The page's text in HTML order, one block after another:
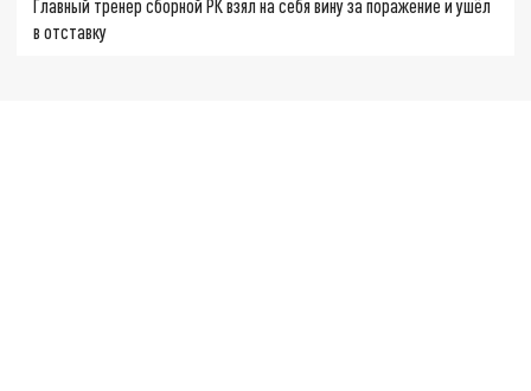
Главный тренер сборной РК взял на себя вину за поражение и ушёл
в отставку